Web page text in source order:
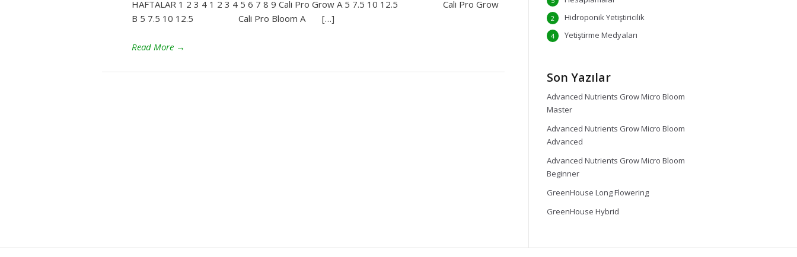
HAFTALAR 1 2 3 4 1 2 3 4 5 6 7 8 9 Cali Pro Grow A 5 7.5 10 12.5 Cali Pro Grow
B 5 7.5 10 12.5 Cali Pro Bloom A […]
Read More →
Hidroponik Yetiştiricilik
2
Yetiştirme Medyaları
4
Son Yazılar
Advanced Nutrients Grow Micro Bloom
Master
Advanced Nutrients Grow Micro Bloom
Advanced
Advanced Nutrients Grow Micro Bloom
Beginner
GreenHouse Long Flowering
GreenHouse Hybrid